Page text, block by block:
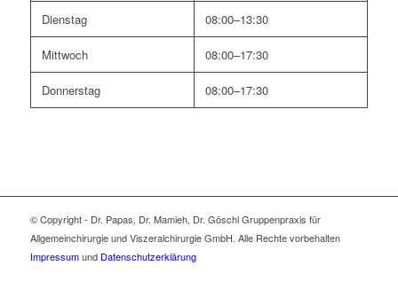
Dienstag 08:00–13:30
Mittwoch 08:00–17:30
Donnerstag 08:00–17:30
© Copyright - Dr. Papas, Dr. Mamieh, Dr. Göschl Gruppenpraxis für
Allgemeinchirurgie und Viszeralchirurgie GmbH. Alle Rechte vorbehalten
Impressumund Datenschutzerklärung